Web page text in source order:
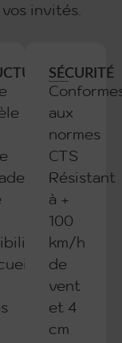
invités.
SÉCURITÉ
aux
normes
CTS
Résistant
à +
100
km/h
de
vent
et 4
cm